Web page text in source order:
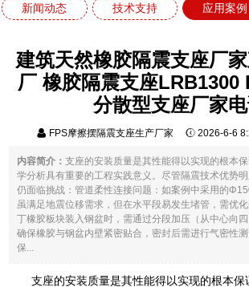
新闻动态 技术支持 应用案例
建筑天然橡胶隔震支座厂
厂 橡胶隔震支座LRB1300
分散型支座厂家
FPS摩擦摆隔震支座生产厂家 2026-6-6
内容简介：支座的安装质量是其性能得以实现的根本
学分析具有重要的工程实践意义。尽管隔震技术优势
仍面临挑战：管道柔性连接问题：如案例中采用的
虽满足地震位移需求，但在水平段易发生堵管，需优
丁橡胶板块装入钢盆时，需通过分段加压（从中心向四
确保橡胶与钢盆内壁紧密贴合，密封后需进行气密性
保...
支座的安装质量是其性能得以实现的根本保